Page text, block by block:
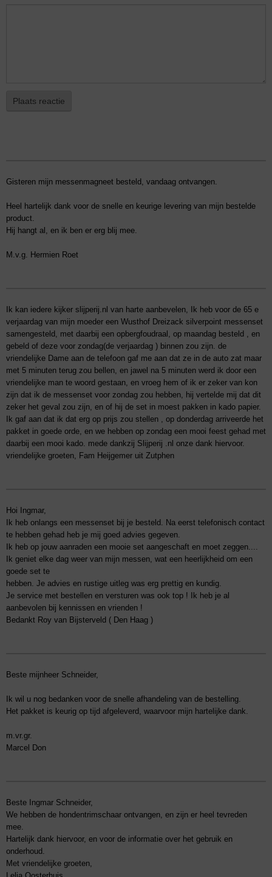
Plaats reactie
Gisteren mijn messenmagneet besteld, vandaag ontvangen.
Heel hartelijk dank voor de snelle en keurige levering van mijn bestelde
product.
Hij hangt al, en ik ben er erg blij mee.
M.v.g. Hermien Roet
Ik kan iedere kijker slijperij.nl van harte aanbevelen, Ik heb voor de 65 e
verjaardag van mijn moeder een Wusthof Dreizack silverpoint messenset
samengesteld, met daarbij een opbergfoudraal, op maandag besteld , en
gebeld of deze voor zondag(de verjaardag ) binnen zou zijn. de
vriendelijke Dame aan de telefoon gaf me aan dat ze in de auto zat maar
met 5 minuten terug zou bellen, en jawel na 5 minuten werd ik door een
vriendelijke man te woord gestaan, en vroeg hem of ik er zeker van kon
zijn dat ik de messenset voor zondag zou hebben, hij vertelde mij dat dit
zeker het geval zou zijn, en of hij de set in moest pakken in kado papier.
Ik gaf aan dat ik dat erg op prijs zou stellen , op donderdag arriveerde het
pakket in goede orde, en we hebben op zondag een mooi feest gehad met
daarbij een mooi kado. mede dankzij Slijperij .nl onze dank hiervoor.
vriendelijke groeten, Fam Heijgemer uit Zutphen
Hoi Ingmar,
Ik heb onlangs een messenset bij je besteld. Na eerst telefonisch contact
te hebben gehad heb je mij goed advies gegeven.
Ik heb op jouw aanraden een mooie set aangeschaft en moet zeggen....
Ik geniet elke dag weer van mijn messen, wat een heerlijkheid om een
goede set te
hebben. Je advies en rustige uitleg was erg prettig en kundig.
Je service met bestellen en versturen was ook top ! Ik heb je al
aanbevolen bij kennissen en vrienden !
Bedankt Roy van Bijsterveld ( Den Haag )
Beste mijnheer Schneider,
Ik wil u nog bedanken voor de snelle afhandeling van de bestelling.
Het pakket is keurig op tijd afgeleverd, waarvoor mijn hartelijke dank.
m.vr.gr.
Marcel Don
Beste Ingmar Schneider,
We hebben de hondentrimschaar ontvangen, en zijn er heel tevreden
mee.
Hartelijk dank hiervoor, en voor de informatie over het gebruik en
onderhoud.
Met vriendelijke groeten,